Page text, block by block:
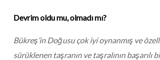
Devrim oldu mu, olmadı mı?
Bükreş’in Doğusu çok iyi oynanmış ve
sürüklenen taşranın ve taşralının başarılı